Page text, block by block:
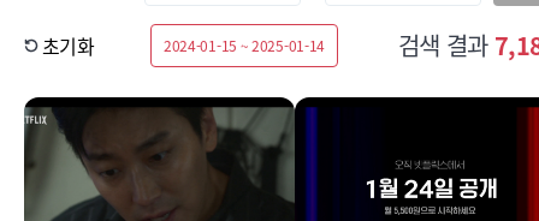
초기화 2024-01-15 ~ 2025-01-14 검색 결과